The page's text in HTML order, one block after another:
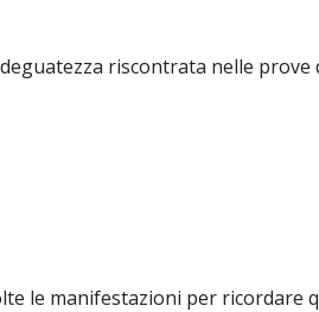
riscontrata nelle
le manifestazioni per